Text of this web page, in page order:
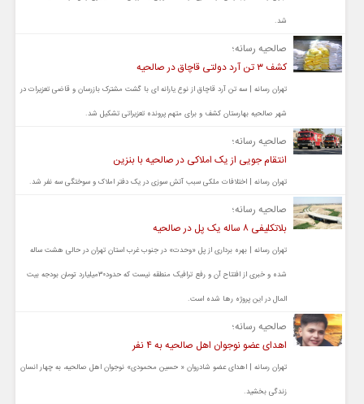
شد.
صالحیه رسانه؛
کشف ۳ تن آرد دولتی قاچاق در صالحیه
تهران رسانه | سه تن آرد قاچاق از نوع یارانه ای با گشت مشترک بازرسان و قاضی تعزیرات در
شهر صالحیه بهارستان کشف و برای متهم پرونده تعزیراتی تشکیل شد.
صالحیه رسانه؛
انتقام جویی از یک املاکی در صالحیه با بنزین
تهران رسانه | اختلافات ملکی سبب آتش سوزی در یک دفتر املاک و سوختگی سه نفر شد.
صالحیه رسانه؛
بلاتکلیفی ۸ ساله یک پل در صالحیه
تهران رسانه | بهره برداری از پل «وحدت» در جنوب غرب استان تهران در حالی هشت ساله
شده و خبری از افتتاح آن و رفع ترافیک منطقه نیست که حدود۳۰میلیارد تومان بودجه بیت
المال در این پروژه رها شده است.
صالحیه رسانه؛
اهدای عضو نوجوان اهل صالحیه به ۴ نفر
تهران رسانه | اهدای عضو شادروان « حسین محمودی» نوجوان اهل صالحیه‌، به چهار انسان
زندگی بخشید.